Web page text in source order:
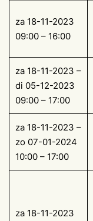
za 18-11-2023
09:00 – 16:00
za 18-11-2023 –
di 05-12-2023
09:00 – 17:00
za 18-11-2023 –
zo 07-01-2024
10:00 – 17:00
za 18-11-2023